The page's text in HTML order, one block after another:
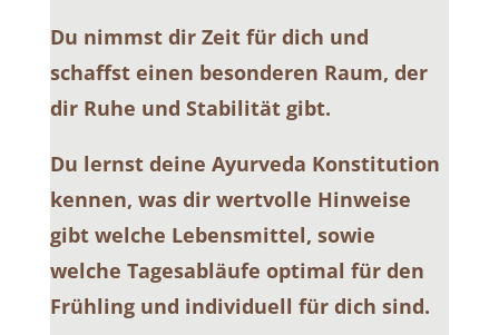
Du nimmst dir Zeit für dich und
schaffst einen besonderen Raum, der
dir Ruhe und Stabilität gibt.
Du lernst deine Ayurveda Konstitution
kennen, was dir wertvolle Hinweise
gibt welche Lebensmittel, sowie
welche Tagesabläufe optimal für den
Frühling und individuell für dich sind.